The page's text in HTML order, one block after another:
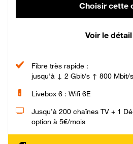
Choisir cette
Voir le détail
Fibre très rapide :
jusqu'à ↓ 2 Gbit/s ↑ 800 Mbit/s
Livebox 6 : Wifi 6E
Jusqu’à 200 chaînes TV + 1
option à 5€/mois